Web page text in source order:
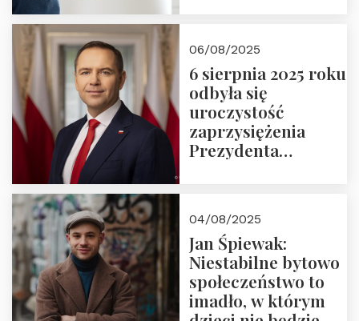
06/08/2025
6 sierpnia 2025 roku
odbyła się
uroczystość
zaprzysiężenia
Prezydenta
Nawrockiego
04/08/2025
Jan Śpiewak:
Niestabilne bytowo
społeczeństwo to
imadło, w którym